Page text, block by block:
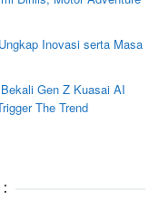
Inovasi serta Masa
Gen Z Kuasai AI
The Trend